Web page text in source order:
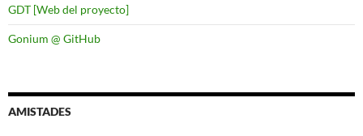
GDT [Web del proyecto]
Gonium @ GitHub
AMISTADES